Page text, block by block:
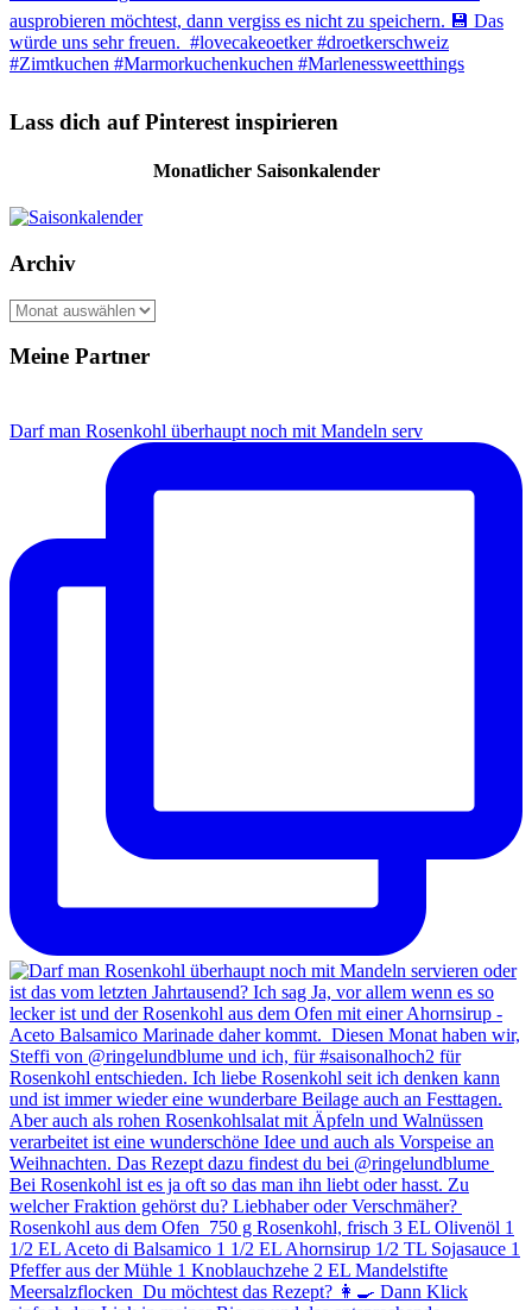
Lass dich auf Pinterest inspirieren
Monatlicher Saisonkalender
Archiv
A
c
Meine Partner
Darf man Rosenkohl überhaupt noch mit Mandeln serv